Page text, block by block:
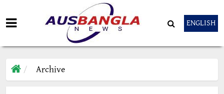
ENGLISH
Archive